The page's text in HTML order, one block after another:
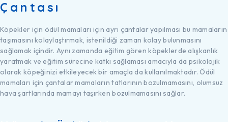
Çantası
Köpekler için ödül mamaları için ayrı çantalar yapılması bu mamaların
taşımasını kolaylaştırmak, istenildiği zaman kolay bulunmasını
sağlamak içindir. Aynı zamanda eğitim gören köpeklerde alışkanlık
yaratmak ve eğitim sürecine katkı sağlaması amacıyla da psikolojik
olarak köpeğinizi etkileyecek bir amaçla da kullanılmaktadır. Ödül
mamaları için çantalar mamaların tatlarının bozulmamasını, olumsuz
hava şartlarında mamayı taşırken bozulmamasını sağlar.